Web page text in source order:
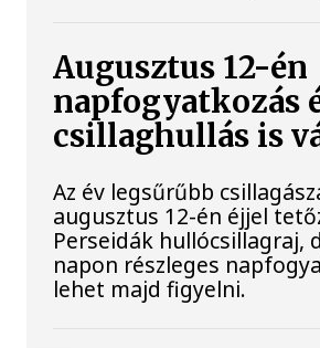
Augusztus 12-én
napfogyatkozás
csillaghullás is
Az év legsűrűbb
augusztus 12-én éjjel
Perseidák hullócsillagraj,
napon részleges
lehet majd figyelni.